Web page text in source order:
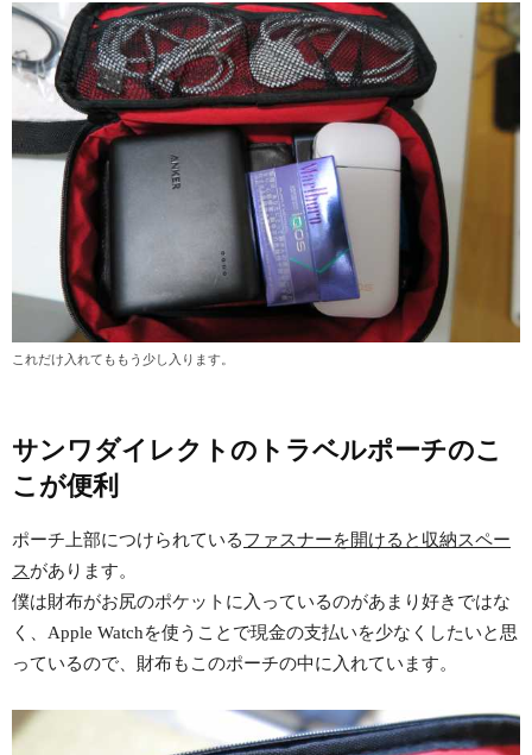
これだけ入れてももう少し入ります。
サンワダイレクトのトラベルポーチのこ
こが便利
ポーチ上部につけられているファスナーを開けると収納スペー
スがあります。
僕は財布がお尻のポケットに入っているのがあまり好きではな
く、Apple Watchを使うことで現金の支払いを少なくしたいと思
っているので、財布もこのポーチの中に入れています。